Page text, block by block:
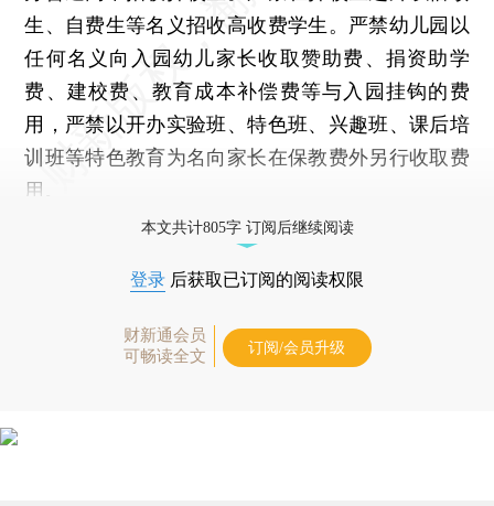
生、自费生等名义招收高收费学生。严禁幼儿园以
任何名义向入园幼儿家长收取赞助费、捐资助学
费、建校费、教育成本补偿费等与入园挂钩的费
用，严禁以开办实验班、特色班、兴趣班、课后培
训班等特色教育为名向家长在保教费外另行收取费
用。
本文共计805字 订阅后继续阅读
登录 后获取已订阅的阅读权限
财新通会员
可畅读全文
订阅/会员升级